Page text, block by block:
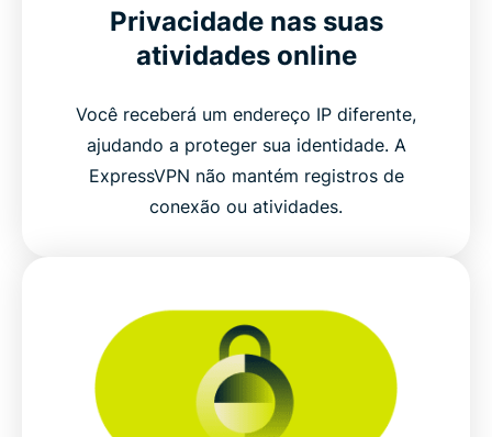
Privacidade nas suas
atividades online
Você receberá um endereço IP diferente,
ajudando a proteger sua identidade. A
ExpressVPN não mantém registros de
conexão ou atividades.